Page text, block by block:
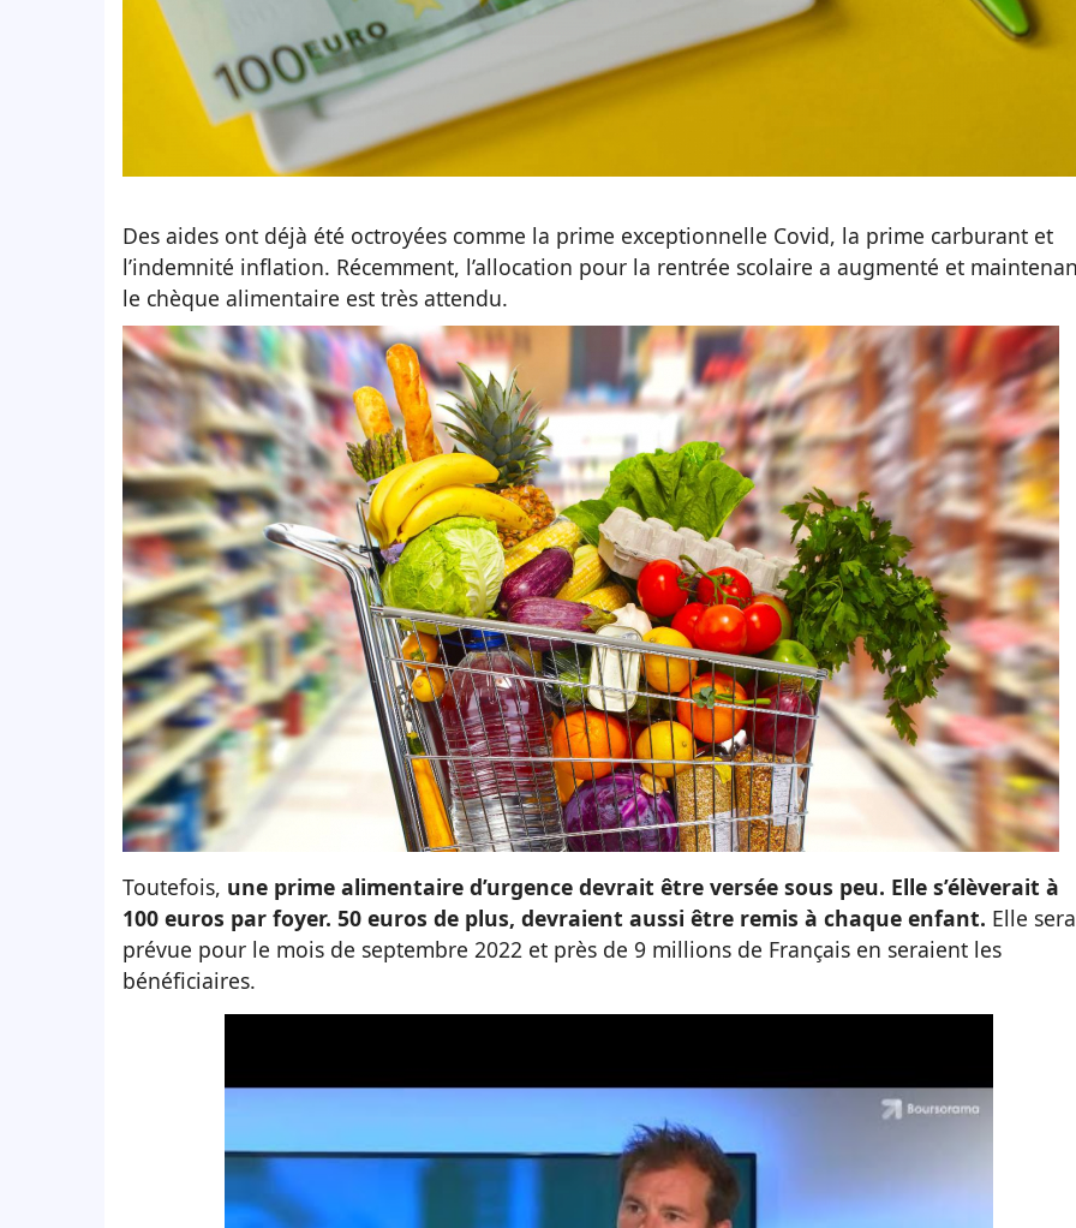
Des aides ont déjà été octroyées comme la prime exceptionnelle Covid, la prime carburant et
l’indemnité inflation. Récemment, l’allocation pour la rentrée scolaire a augmenté et
le chèque alimentaire est très attendu.
Toutefois, une prime alimentaire d’urgence devrait être versée sous peu. Elle s’élèverait à
100 euros par foyer. 50 euros de plus, devraient aussi être remis à chaque enfant. Elle
prévue pour le mois de septembre 2022 et près de 9 millions de Français en seraient les
bénéficiaires.